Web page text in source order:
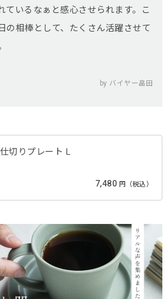
ているなぁと感心させられます。こ
の相棒として、たくさん活躍させて
by バイヤー畠田
切りプレート L
7,480 円（税込）